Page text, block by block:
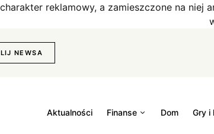
reklamowy, a zamieszczone na
NEWSA
Aktualności Finanse Dom Gry i